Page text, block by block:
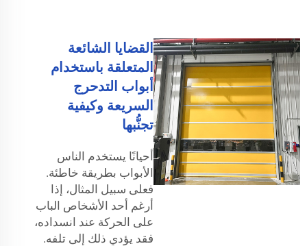
القضايا الشائعة
المتعلقة باستخدام
أبواب التدحرج
السريعة وكيفية
تجنُّبها
أحيانًا يستخدم الناس
الأبواب بطريقة خاطئة.
فعلى سبيل المثال، إذا
أرغم أحد الأشخاص الباب
على الحركة عند انسداده،
فقد يؤدي ذلك إلى تلفه.